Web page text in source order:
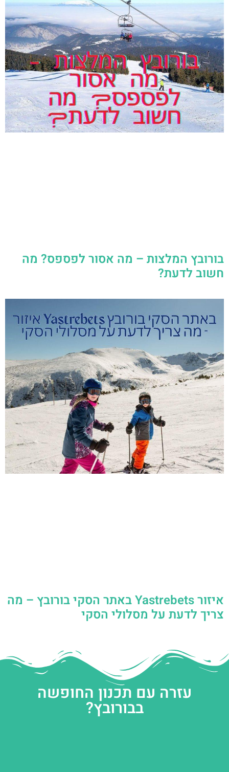
בורובץ המלצות – מה אסור לפספס? מה
חשוב לדעת?
איזור Yastrebets באתר הסקי בורובץ – מה
צריך לדעת על מסלולי הסקי
עזרה עם תכנון החופשה
בבורובץ?